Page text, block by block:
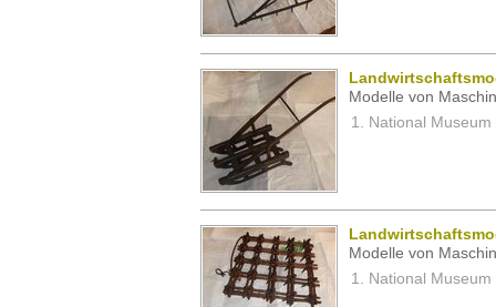
Modelle von
National Museum
Modelle von
National Museum